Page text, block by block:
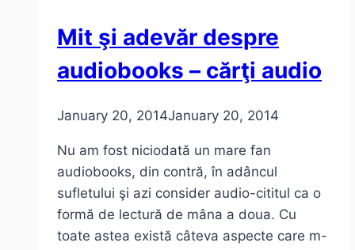
Mit şi adevăr despre
audiobooks – cărţi audio
January 20, 2014January 20, 2014
Nu am fost niciodată un mare fan
audiobooks, din contră, în adâncul
sufletului şi azi consider audio-cititul ca o
formă de lectură de mâna a doua. Cu
toate astea există câteva aspecte care m-